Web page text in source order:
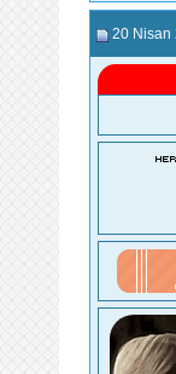
20 Nisan